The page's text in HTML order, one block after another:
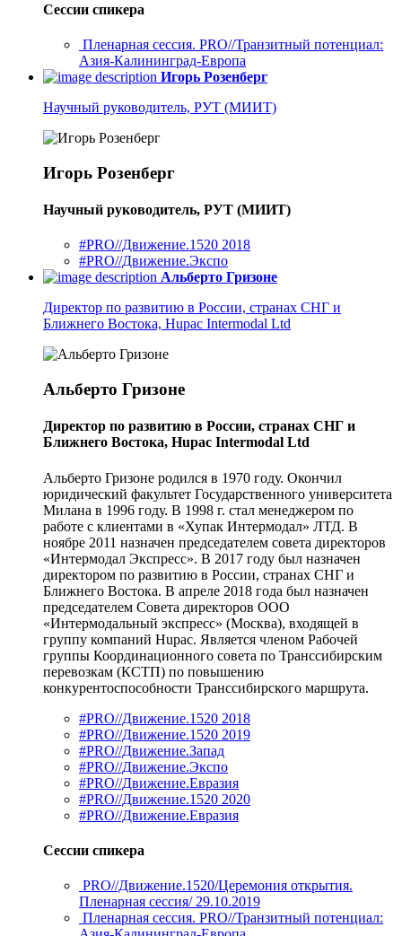
Сессии спикера
Пленарная сессия. PRO//Транзитный потенциал:
Азия-Калининград-Европа
Игорь Розенберг
Научный руководитель, РУТ (МИИТ)
Игорь Розенберг
Научный руководитель, РУТ (МИИТ)
#PRO//Движение.1520 2018
#PRO//Движение.Экспо
Альберто Гризоне
Директор по развитию в России, странах СНГ и
Ближнего Востока, Hupac Intermodal Ltd
Альберто Гризоне
Директор по развитию в России, странах СНГ и
Ближнего Востока, Hupac Intermodal Ltd
Альберто Гризоне родился в 1970 году. Окончил
юридический факультет Государственного университета
Милана в 1996 году. В 1998 г. стал менеджером по
работе с клиентами в «Хупак Интермодал» ЛТД. В
ноябре 2011 назначен председателем совета директоров
«Интермодал Экспресс». В 2017 году был назначен
директором по развитию в России, странах СНГ и
Ближнего Востока. В апреле 2018 года был назначен
председателем Совета директоров ООО
«Интермодальный экспресс» (Москва), входящей в
группу компаний Hupac. Является членом Рабочей
группы Координационного совета по Транссибирским
перевозкам (КСТП) по повышению
конкурентоспособности Транссибирского маршрута.
#PRO//Движение.1520 2018
#PRO//Движение.1520 2019
#PRO//Движение.Запад
#PRO//Движение.Экспо
#PRO//Движение.Евразия
#PRO//Движение.1520 2020
#PRO//Движение.Евразия
Сессии спикера
PRO//Движение.1520/Церемония открытия.
Пленарная сессия/ 29.10.2019
Пленарная сессия. PRO//Транзитный потенциал: